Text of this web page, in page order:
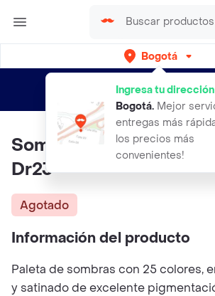
Bogotá
Ingresa tu
Bogotá. Mejor
entregas más
los precios más
convenientes!
envíos gratis por semanas
Sombra Dance Roller
Dr23
Agotado
Información del producto
Paleta de sombras con 25 colores,
y satinado de excelente